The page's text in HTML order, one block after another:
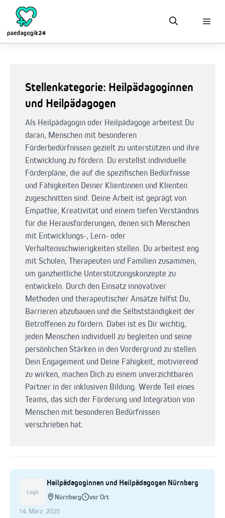
Inhalt
springen
Stellenkategorie: Heilpädagoginnen
und Heilpädagogen
Als Heilpädagogin oder Heilpädagoge arbeitest Du
daran, Menschen mit besonderen
Förderbedürfnissen gezielt zu unterstützen und ihre
Entwicklung zu fördern. Du erstellst individuelle
Förderpläne, die auf die spezifischen Bedürfnisse
und Fähigkeiten Deiner Klientinnen und Klienten
zugeschnitten sind. Deine Arbeit ist geprägt von
Empathie, Kreativität und einem tiefen Verständnis
für die Herausforderungen, denen sich Menschen
mit Entwicklungs-, Lern- oder
Verhaltensschwierigkeiten stellen. Du arbeitest eng
mit Schulen, Therapeuten und Familien zusammen,
um ganzheitliche Unterstützungskonzepte zu
entwickeln. Durch den Einsatz innovativer
Methoden und therapeutischer Ansätze hilfst Du,
Barrieren abzubauen und die Selbstständigkeit der
Betroffenen zu fördern. Dabei ist es Dir wichtig,
jeden Menschen individuell zu begleiten und seine
persönlichen Stärken in den Vordergrund zu stellen.
Dein Engagement und Deine Fähigkeit, motivierend
zu wirken, machen Dich zu einem unverzichtbaren
Partner in der inklusiven Bildung. Werde Teil eines
Teams, das sich der Förderung und Integration von
Menschen mit besonderen Bedürfnissen
verschrieben hat.
Logo
Heilpädagoginnen und Heilpädagogen Nürnberg
Nürnberg
vor Ort
14. März. 2025